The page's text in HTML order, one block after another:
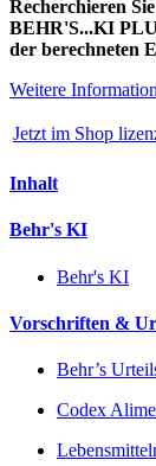
Recherchieren
BEHR'S...KI
der berechneten
Weitere
Jetzt im Shop
Inhalt
Behr's KI
Behr's KI
Vorschriften &
Behr’s
Codex